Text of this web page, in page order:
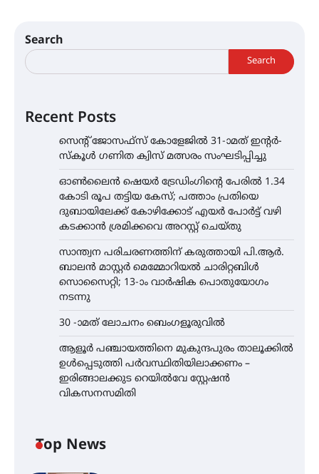
Search
Search
Recent Posts
സെന്റ് ജോസഫ്സ് കോളേജിൽ 31-ാമത് ഇന്റർ-
സ്കൂൾ ഗണിത ക്വിസ് മത്സരം സംഘടിപ്പിച്ചു
ഓൺലൈൻ ഷെയർ ട്രേഡിംഗിന്റെ പേരിൽ 1.34
കോടി രൂപ തട്ടിയ കേസ്; പത്താം പ്രതിയെ
ദുബായിലേക്ക് കോഴിക്കോട് എയർ പോർട്ട് വഴി
കടക്കാൻ ശ്രമിക്കവെ അറസ്റ്റ് ചെയ്തു
സാന്ത്വന പരിചരണത്തിന് കരുത്തായി പി.ആർ.
ബാലൻ മാസ്റ്റർ മെമ്മോറിയൽ ചാരിറ്റബിൾ
സൊസൈറ്റി; 13-ാം വാർഷിക പൊതുയോഗം
നടന്നു
30 -ാമത് ലോചനം ബെംഗളൂരുവിൽ
ആളൂർ പഞ്ചായത്തിനെ മുകുന്ദപുരം താലൂക്കിൽ
ഉൾപ്പെടുത്തി പർവസ്ഥിതിയിലാക്കണം –
ഇരിങ്ങാലക്കുട റെയിൽവേ സ്റ്റേഷൻ
വികസനസമിതി
Top News